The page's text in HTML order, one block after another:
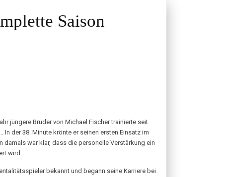
Saison
jüngere Bruder von Michael Fischer trainierte seit
der 38. Minute krönte er seinen ersten Einsatz im
damals war klar, dass die personelle Verstärkung ein
wird.
bekannt und begann seine Karriere bei